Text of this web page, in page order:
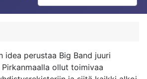
idea perustaa Big Band juuri
ollut toimivaa